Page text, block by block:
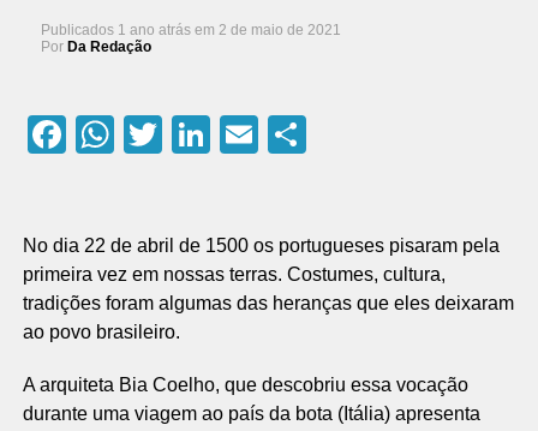
Publicados 1 ano atrás em 2 de maio de 2021
Por Da Redação
Facebook
WhatsApp
Twitter
LinkedIn
EmailCompartilhar
No dia 22 de abril de 1500 os portugueses pisaram pela
primeira vez em nossas terras. Costumes, cultura,
tradições foram algumas das heranças que eles deixaram
ao povo brasileiro.
A arquiteta Bia Coelho, que descobriu essa vocação
durante uma viagem ao país da bota (Itália) apresenta